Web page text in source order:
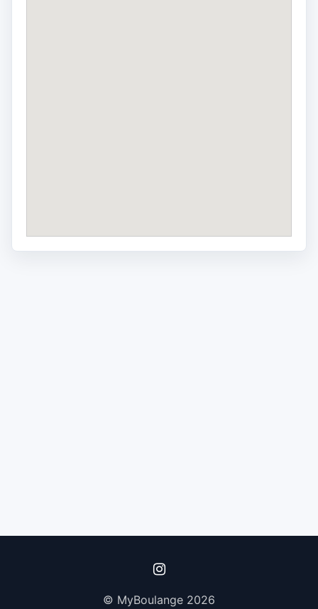
© MyBoulange 2026